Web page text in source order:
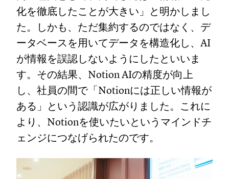
化を徹底したことが大きい」と明かしまし
た。しかも、ただ集約するのではなく、デ
ータベースを用いてデータを構造化し、AI
が情報を誤認しないようにしたといいま
す。その結果、Notion AIの精度が向上
し、社員の間で「Notionには正しい情報が
ある」という認識が広がりました。これに
より、Notionを使いたいというマインドチ
ェンジにつなげられたのです。